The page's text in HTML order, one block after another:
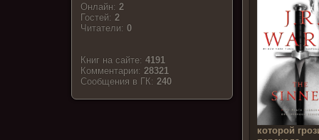
Онлайн:2
Гостей:2
Читатели:0
Книг на сайте:4191
Комментарии:28321
Cообщения в ГК:240
которой